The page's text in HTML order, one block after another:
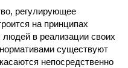
регулирующее
на принципах
в реализации своих
существуют
непосредственно